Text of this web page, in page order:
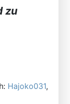
zu
Hajoko031,